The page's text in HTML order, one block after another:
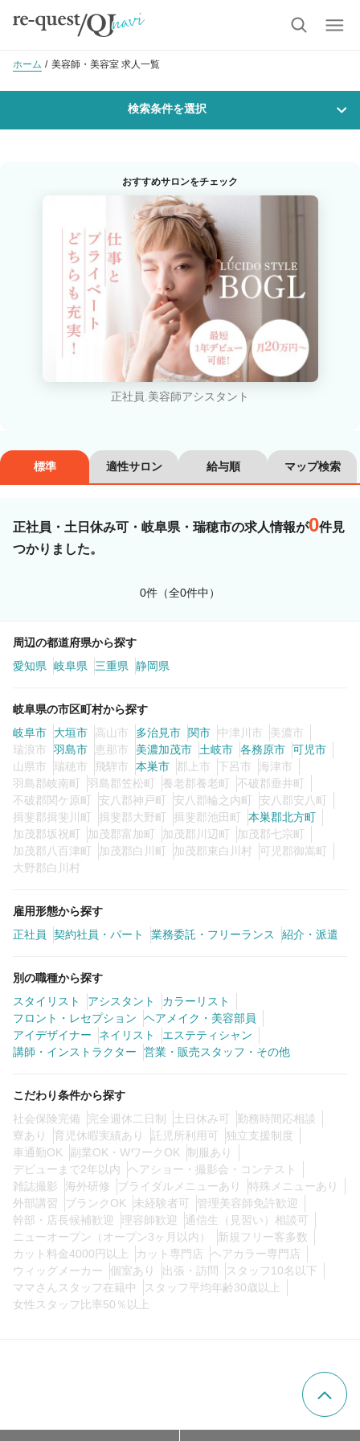
ホーム 美容師・美容室 求人一覧
検索条件を選択
沿線・駅を選択 市区町村を選択
技能ランク
美容師スタイリスト 美容師アシスタント
カラーリスト フロント・レセプション
ネイリスト エステティシャン
講師・インストラクター 営業・販売スタッフ・その他
雇用形態
詳細条件
土日休み可
この条件の求人数 0件
検索する
おすすめサロンをチェック
正社員.美容師アシスタント
標準 適性サロン 給与順 マップ検索
正社員・土日休み可・岐阜県・瑞穂市の求人情報が0件見
つかりました。
0件（全0件中）
周辺の都道府県から探す
愛知県 岐阜県 三重県 静岡県
岐阜県の市区町村から探す
岐阜市
大垣市 高山市 多治見市 関市 中津川市
美濃市
瑞浪市
羽島市 恵那市 美濃加茂市 土岐市 各務原市 可児市
山県市
瑞穂市 飛騨市 本巣市 郡上市 下呂市
海津市
羽島郡岐南町
羽島郡笠松町 養老郡養老町
不破郡垂井町
不破郡関ケ原町
安八郡神戸町 安八郡輪之内町
安八郡安八町
揖斐郡揖斐川町
揖斐郡大野町 揖斐郡池田町
本巣郡北方町
加茂郡坂祝町
加茂郡富加町 加茂郡川辺町
加茂郡七宗町
加茂郡八百津町
加茂郡白川町 加茂郡東白川村
可児郡御嵩町
大野郡白川村
雇用形態から探す
正社員
契約社員・パート 業務委託・フリーランス 紹介・派遣
別の職種から探す
スタイリスト
アシスタント
カラーリスト
フロント・レセプション
ヘアメイク・美容部員
アイデザイナー
ネイリスト
エステティシャン
講師・インストラクター
営業・販売スタッフ・その他
こだわり条件から探す
社会保険完備
完全週休二日制 土日休み可
勤務時間応相談
寮あり
育児休暇実績あり 託児所利用可
独立支援制度
車通勤OK
副業OK・WワークOK 制服あり
デビューまで2年以内
ヘアショー・撮影会・コンテスト
雑誌撮影
海外研修 ブライダルメニューあり
特殊メニューあり
外部講習
ブランクOK 未経験者可
管理美容師免許歓迎
幹部・店長候補歓迎
理容師歓迎
通信生（見習い）相談可
ニューオープン（オープン3ヶ月以内）
新規フリー客多数
カット料金4000円以上
カット専門店
ヘアカラー専門店
ウィッグメーカー
個室あり 出張・訪問
スタッフ10名以下
ママさんスタッフ在籍中
スタッフ平均年齢30歳以上
女性スタッフ比率50％以上